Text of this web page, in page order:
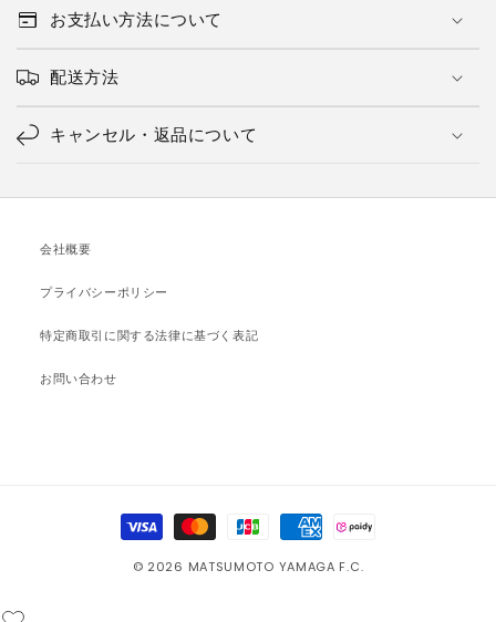
お支払い方法について
配送方法
キャンセル・返品について
会社概要
プライバシーポリシー
特定商取引に関する法律に基づく表記
お問い合わせ
決
済
© 2026 MATSUMOTO YAMAGA F.C.